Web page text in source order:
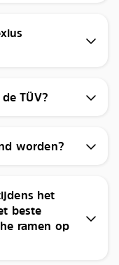
TÜV?
worden?
het
beste
ramen op